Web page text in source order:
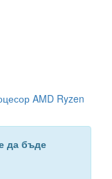
AMD Ryzen
да бъде